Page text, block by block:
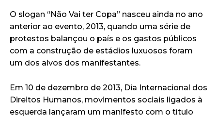
O slogan “Não Vai ter Copa” nasceu ainda no ano
anterior ao evento, 2013, quando uma série de
protestos balançou o país e os gastos públicos
com a construção de estádios luxuosos foram
um dos alvos dos manifestantes.
Em 10 de dezembro de 2013, Dia Internacional dos
Direitos Humanos, movimentos sociais ligados à
esquerda lançaram um manifesto com o título